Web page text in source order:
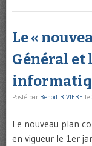
Le «
Général
Posté par Benoît RIVIERE le
Le nouveau plan
en vigueur le 1er